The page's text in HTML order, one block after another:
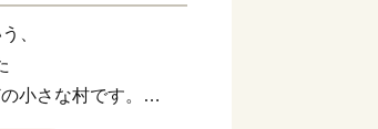
、
小さな村です。